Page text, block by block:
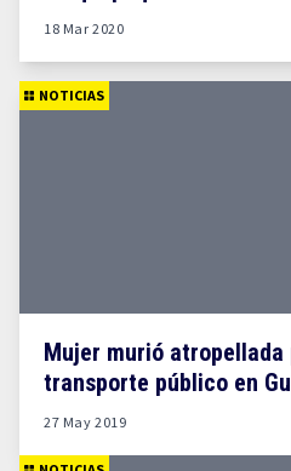
18 Mar 2020
NOTICIAS
Mujer murió atropellada
transporte público en
27 May 2019